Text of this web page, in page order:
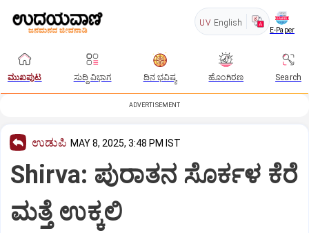
UV English
E-Paper
ಮುಖಪುಟ ಸುದ್ದಿ ವಿಭಾಗ ದಿನ ಭವಿಷ್ಯ ಹೊಂಗಿರಣ Search
ADVERTISEMENT
ಉಡುಪಿ MAY 8, 2025, 3:48 PM IST
Shirva: ಪುರಾತನ ಸೊರ್ಕಳ ಕೆರೆ
ಮತ್ತೆ ಉಕ್ಕಲಿ